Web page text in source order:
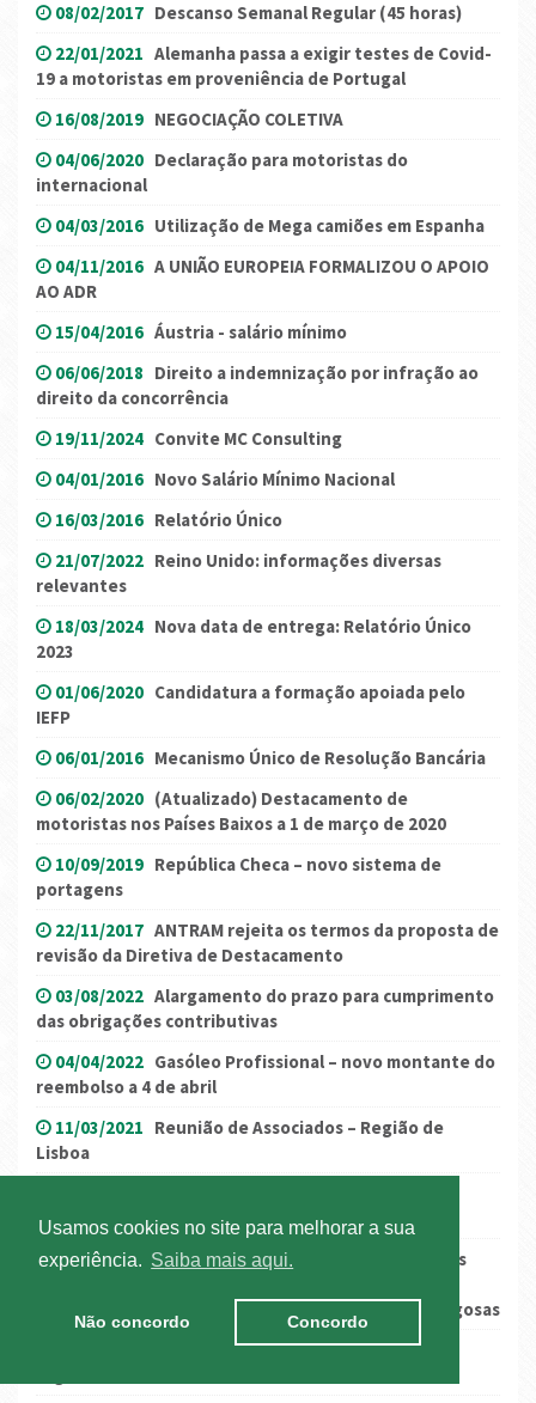
Usamos cookies no site para melhorar a sua
experiência.
Saiba mais aqui.
Não concordo Concordo
08/02/2017 Descanso Semanal Regular (45 horas)
22/01/2021 Alemanha passa a exigir testes de Covid-
19 a motoristas em proveniência de Portugal
16/08/2019 NEGOCIAÇÃO COLETIVA
04/06/2020 Declaração para motoristas do
internacional
04/03/2016 Utilização de Mega camiões em Espanha
04/11/2016 A UNIÃO EUROPEIA FORMALIZOU O APOIO
AO ADR
15/04/2016 Áustria - salário mínimo
06/06/2018 Direito a indemnização por infração ao
direito da concorrência
19/11/2024 Convite MC Consulting
04/01/2016 Novo Salário Mínimo Nacional
16/03/2016 Relatório Único
21/07/2022 Reino Unido: informações diversas
relevantes
18/03/2024 Nova data de entrega: Relatório Único
2023
01/06/2020 Candidatura a formação apoiada pelo
IEFP
06/01/2016 Mecanismo Único de Resolução Bancária
06/02/2020 (Atualizado) Destacamento de
motoristas nos Países Baixos a 1 de março de 2020
10/09/2019 República Checa – novo sistema de
portagens
22/11/2017 ANTRAM rejeita os termos da proposta de
revisão da Diretiva de Destacamento
03/08/2022 Alargamento do prazo para cumprimento
das obrigações contributivas
04/04/2022 Gasóleo Profissional – novo montante do
reembolso a 4 de abril
11/03/2021 Reunião de Associados – Região de
Lisboa
combustíveis/Gasóleo Profissional
09/04/2019 Comunicado: ANTRAM demarca-se das
Sindicato Nacional de Motoristas das Matérias Perigosas
Atividade de "rent-a-cargo": novo